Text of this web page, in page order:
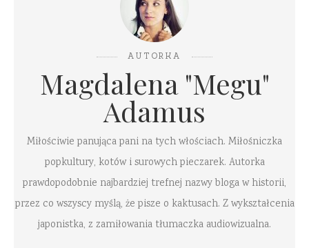
AUTORKA
Magdalena "Megu"
Adamus
Miłościwie panująca pani na tych włościach. Miłośniczka
popkultury, kotów i surowych pieczarek. Autorka
prawdopodobnie najbardziej trefnej nazwy bloga w historii,
przez co wszyscy myślą, że pisze o kaktusach. Z wykształcenia
japonistka, z zamiłowania tłumaczka audiowizualna.